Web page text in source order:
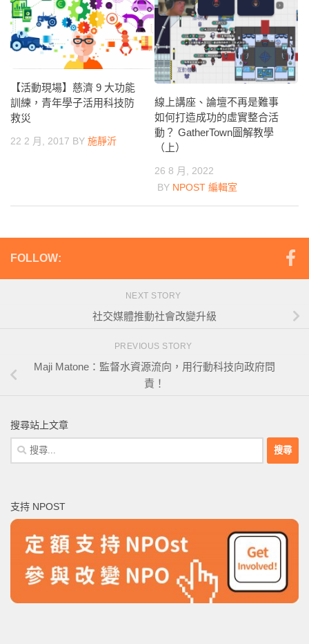
【活動現場】慈濟 9 大功能
訓練，青年學子活用科技防
救災
22 2 月, 2017 BY 施靜沂
線上講座、論壇不再是難事
如何打造成功的虛實整合活
動？ GatherTown圖解教學
（上）
26 8 月, 2022
BY NPOST 編輯室
FOLLOW:
NEXT STORY
社交媒體推動社會改變升級
PREVIOUS STORY
Maji Matone：監督水資源流向，用行動科技向政府問
責！
搜尋站上文章
搜
尋
字:
支持 NPOST